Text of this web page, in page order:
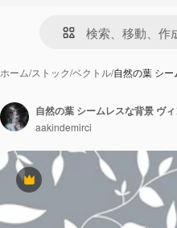
ホーム/ストック/ベクトル/自然の葉 シ
Premium
aakindemirci